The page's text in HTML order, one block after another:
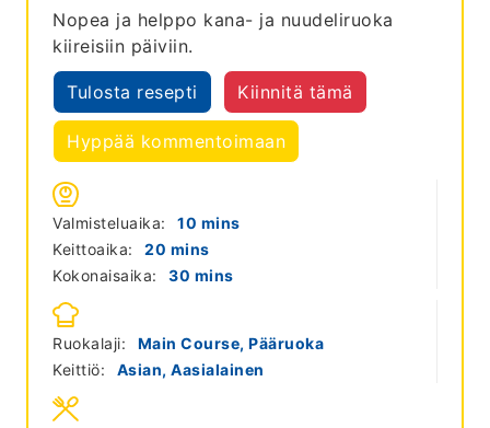
Nopea ja helppo kana- ja nuudeliruoka
kiireisiin päiviin.
Tulosta resepti Kiinnitä tämä
Hyppää kommentoimaan
Valmisteluaika: 10 minutes
mins
Keittoaika:
20 minutes
mins
Kokonaisaika:
30 minutes
mins
Ruokalaji:
Main Course, Pääruoka
Keittiö:
Asian, Aasialainen